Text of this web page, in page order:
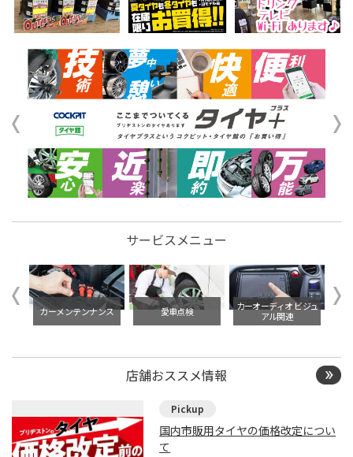
サービスメニュー
交 カーメンテンナンス 愛車点検
カーオーディオ ビジュ
アル関連
店舗おススメ情報
国内市販用タイヤの価格改定につい
て